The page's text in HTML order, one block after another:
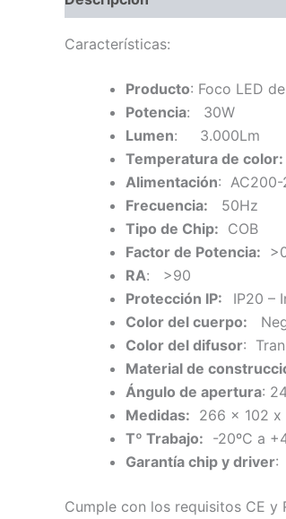
Características:
Producto: Foco LED
Potencia: 30W
Lumen: 3.000Lm
Temperatura de color:
Alimentación: AC200-
Frecuencia: 50Hz
Tipo de Chip: COB
Factor de Potencia:
RA: >90
Protección IP:
IP20 –
Color del cuerpo:
Color del difusor:
Material de
Ángulo de apertura:
Medidas: 266 x 102 x
Tº Trabajo: -20ºC a
Garantía chip y driver:
Cumple con los requisitos CE y